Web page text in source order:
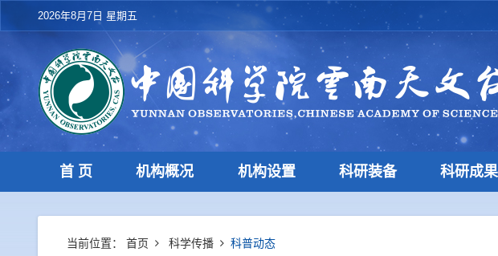
2026年8月7日 星期五
首 页 机构概况 机构设置 科研装备 科研成果
当前位置： 首页 科学传播 科普动态